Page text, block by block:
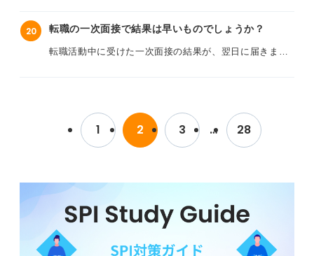
振り返ってみても、明確な理由がわかりません。
ありません。
内定は難しいものなのか、それとも、挽回のチャンスは
まだあるのでしょうか？
経験を次にどう活かせば良いのか、具体的な気持ちの切
いです。
また、面接がうまくいかなかったと感じたときに、前向
20 転職の一次面接で結果は早いものでしょうか？
転職活動中に受けた一次面接の結果が、翌日に届きまし
新卒のときは3日～1週間くらい待った会社が多かったよ
うに思いますが、転職の一次面接は結果が早いのが普通
なのでしょうか？ それとも、結果が早いのはたとば人手
企業側の事情など、可能な範囲でかまいませんので教え
ていただきたいです。
1 2 3 … 28